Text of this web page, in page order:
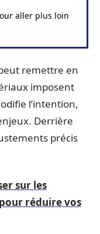
aller plus loin
remettre en
imposent
l’intention,
Derrière
précis
sur les
réduire vos